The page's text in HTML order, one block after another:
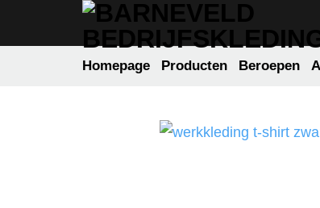
Homepage Producten Beroepen